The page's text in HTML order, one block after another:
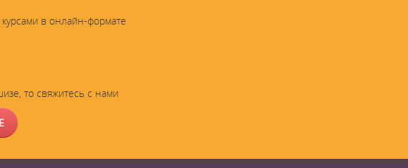
в онлайн-формате
то свяжитесь с нами